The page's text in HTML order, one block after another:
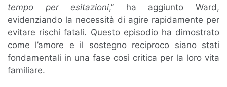
tempo per esitazioni,” ha aggiunto Ward,
evidenziando la necessità di agire rapidamente per
evitare rischi fatali. Questo episodio ha dimostrato
come l’amore e il sostegno reciproco siano stati
fondamentali in una fase così critica per la loro vita
familiare.